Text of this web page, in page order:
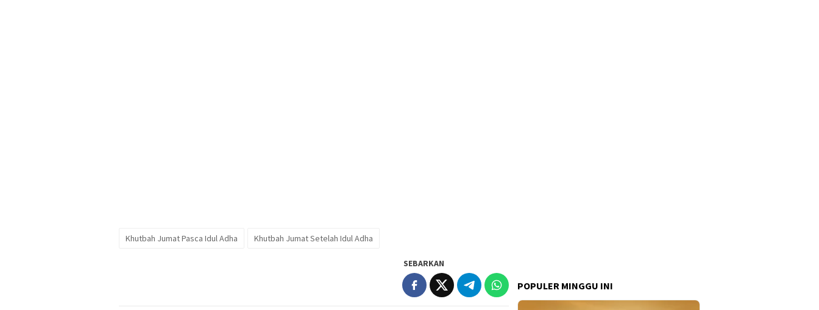
Khutbah Jumat Pasca Idul Adha Khutbah Jumat Setelah Idul Adha
SEBARKAN
POPULER MINGGU INI